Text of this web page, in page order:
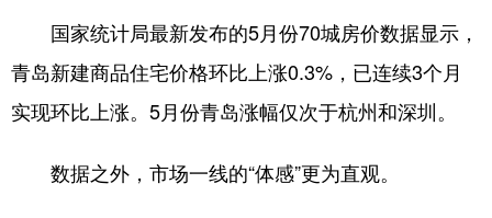
溯源中国 城市 旅游 能源
会展 彩票 娱乐 时尚
悦读 公益 书画 一带一路
亚太网 上市公司 投教基地
国家统计局最新发布的5月份70城房价数据显示，
青岛新建商品住宅价格环比上涨0.3%，已连续3个月
实现环比上涨。5月份青岛涨幅仅次于杭州和深圳。
数据之外，市场一线的“体感”更为直观。